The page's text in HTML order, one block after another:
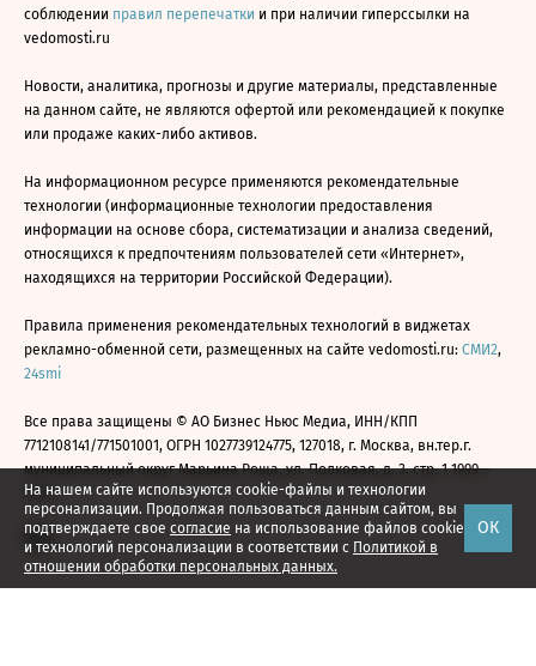
На нашем сайте используются cookie-файлы и технологии
персонализации. Продолжая пользоваться данным сайтом, вы
подтверждаете свое согласие на использование файлов cookie
и технологий персонализации в соответствии с Политикой в
отношении обработки персональных данных.
ОК
соблюдении правил перепечатки и при наличии гиперссылки на
vedomosti.ru
Новости, аналитика, прогнозы и другие материалы, представленные
на данном сайте, не являются офертой или рекомендацией к покупке
или продаже каких-либо активов.
На информационном ресурсе применяются рекомендательные
технологии (информационные технологии предоставления
информации на основе сбора, систематизации и анализа сведений,
относящихся к предпочтениям пользователей сети «Интернет»,
находящихся на территории Российской Федерации).
Правила применения рекомендательных технологий в виджетах
рекламно-обменной сети, размещенных на сайте vedomosti.ru: СМИ2,
24smi
Все права защищены © АО Бизнес Ньюс Медиа, ИНН/КПП
7712108141/771501001, ОГРН 1027739124775, 127018, г. Москва, вн.тер.г.
муниципальный округ Марьина Роща, ул. Полковая, д. 3, стр. 1 1999—
2026